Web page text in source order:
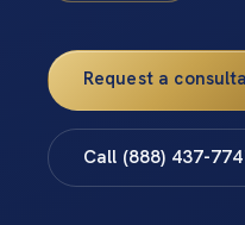
Request a
Call (888) 437-